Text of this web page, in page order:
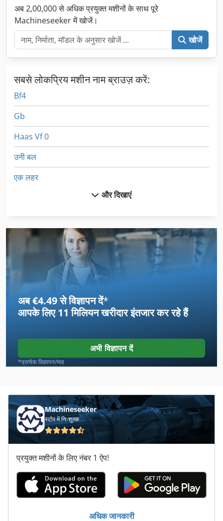
अब 2,00,000 से अधिक प्रयुक्त मशीनों के साथ पूरे
Machineseeker में खोजें।
खोजें
सबसे लोकप्रिय मशीन नाम ब्राउज़ करें:
Bf4
Gb
Haas Vf 0
उनी बल
एक लहर
गर्म होल्डिंग उपकरण
तह मशीन
तह मशीन सहायक उपकरण
थैला तह मशीन
नल
फल
बल
मल
हब इकाई
हलवाई काउंटर
और दिखाएं
अब €4.49 से विज्ञापन दें*
आपके लिए11 मिलियन खरीदारइंतजार कर रहे हैं
अभी विज्ञापन दें
*प्रत्येक विज्ञापन/माह
Machineseeker
स्टोर में निःशुल्क
प्रयुक्त मशीनों के लिए नंबर 1 ऐप!
अधिक जानकारी